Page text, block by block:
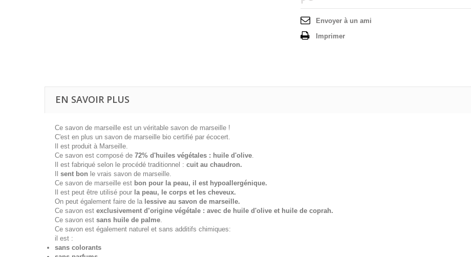
Envoyer à un ami
Imprimer
EN SAVOIR PLUS
Ce savon de marseille est un véritable savon de marseille !
C'est en plus un savon de marseille bio certifié par écocert.
Il est produit à Marseille.
Ce savon est composé de 72% d'huiles végétales : huile d'olive.
Il est fabriqué selon le procédé traditionnel : cuit au chaudron.
sent bon le vrais savon de marseille.
Ce savon de marseille est bon pour la peau, il est hypoallergénique.
Il est peut être utilisé pour la peau, le corps et les cheveux.
On peut également faire de la lessive au savon de marseille.
Ce savon est exclusivement d’origine végétale : avec de huile d'olive et huile de coprah.
Ce savon est sans huile de palme.
Ce savon est également naturel et sans additifs chimiques:
il est :
sans colorants